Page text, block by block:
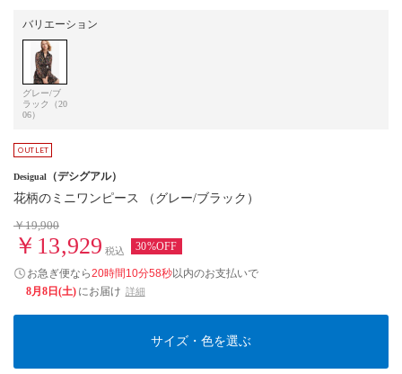
バリエーション
グレー/ブ
ラック（20
06）
Desigual （デシグアル）
花柄のミニワンピース （グレー/ブラック）
￥19,900
￥13,929 税込 30%OFF
お急ぎ便なら20時間10分57秒以内のお支払いで
8月8日(土) にお届け 詳細
サイズ・色を選ぶ